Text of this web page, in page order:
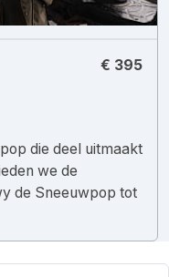
€ 395
die deel uitmaakt
we de
de Sneeuwpop tot